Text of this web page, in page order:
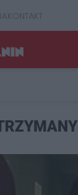
KONTAKT